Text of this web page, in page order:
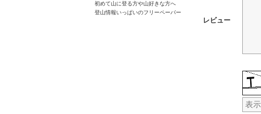
初めて山に登る方や山好きな方へ
登山情報いっぱいのフリーペーパー
レビュー